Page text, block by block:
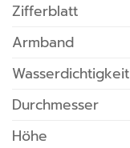
Zifferblatt
Armband
Wasserdichtigkeit
Durchmesser
Höhe